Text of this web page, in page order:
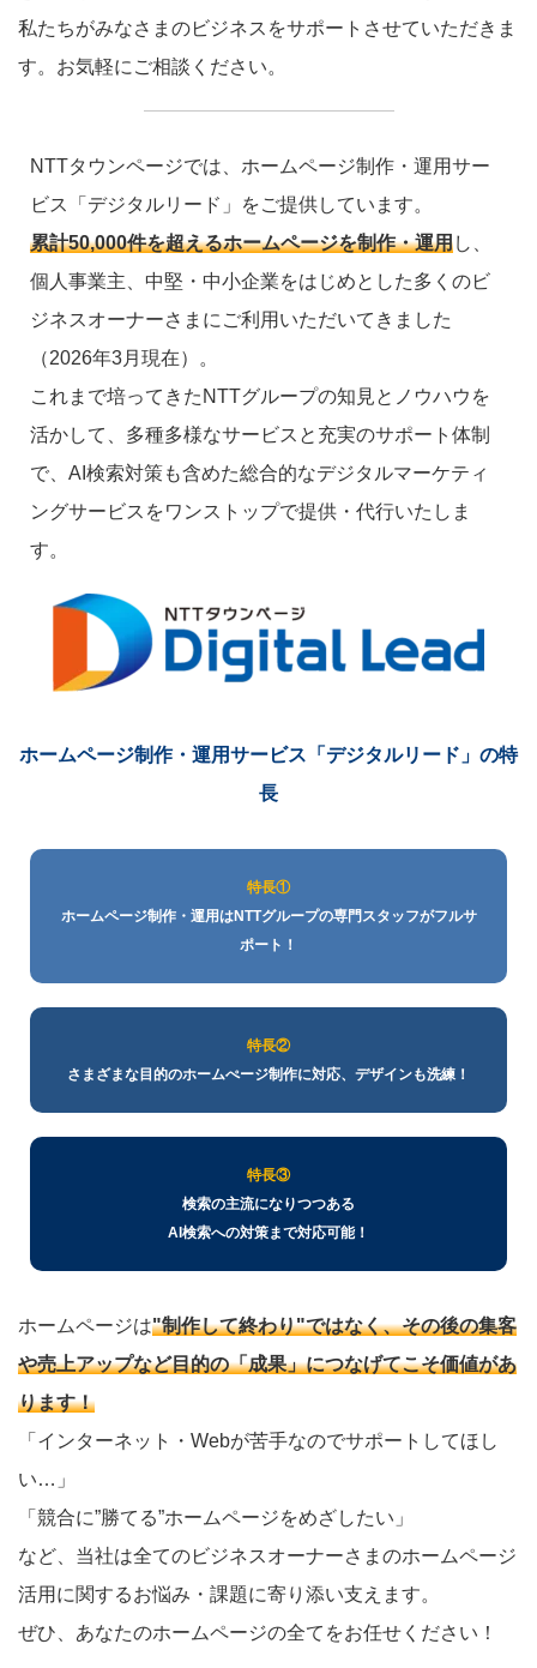
私たちがみなさまのビジネスをサポートさせていただきま
す。お気軽にご相談ください。
NTTタウンページでは、ホームページ制作・運用サー
ビス「デジタルリード」をご提供しています。
累計50,000件を超えるホームページを制作・運用し、
個人事業主、中堅・中小企業をはじめとした多くのビ
ジネスオーナーさまにご利用いただいてきました
（2026年3月現在）。
これまで培ってきたNTTグループの知見とノウハウを
活かして、多種多様なサービスと充実のサポート体制
で、AI検索対策も含めた総合的なデジタルマーケティ
ングサービスをワンストップで提供・代行いたしま
す。
ホームページ制作・運用サービス 「デジタルリード」の特
長
特長①
ホームページ制作・運用はNTTグループの専門スタッフがフルサ
ポート！
特長②
さまざまな目的のホームぺージ制作に対応、デザインも洗練！
特長③
検索の主流になりつつある
AI検索への対策まで対応可能！
ホームページは"制作して終わり"ではなく、その後の集客
や売上アップなど目的の「成果」につなげてこそ価値があ
ります！
「インターネット・Webが苦手なのでサポートしてほし
い…」
「競合に”勝てる”ホームページをめざしたい」
など、当社は全てのビジネスオーナーさまのホームページ
活用に関するお悩み・課題に寄り添い支えます。
ぜひ、あなたのホームページの全てをお任せください！